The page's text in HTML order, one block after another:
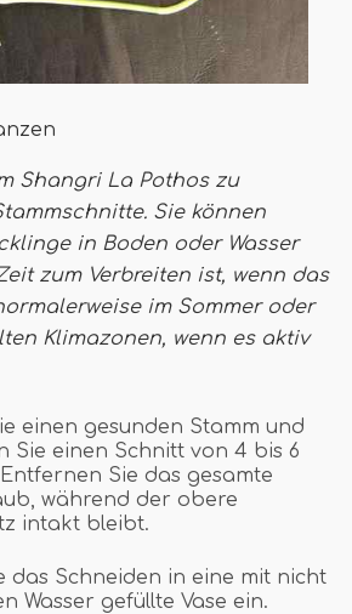
Shangri La Pothos zu
Sie können
in Boden oder Wasser
zum Verbreiten ist, wenn das
im Sommer oder
Klimazonen, wenn es aktiv
einen gesunden Stamm und
Sie einen Schnitt von 4 bis 6
Sie das gesamte
während der obere
intakt bleibt.
das Schneiden in eine mit nicht
Wasser gefüllte Vase ein.